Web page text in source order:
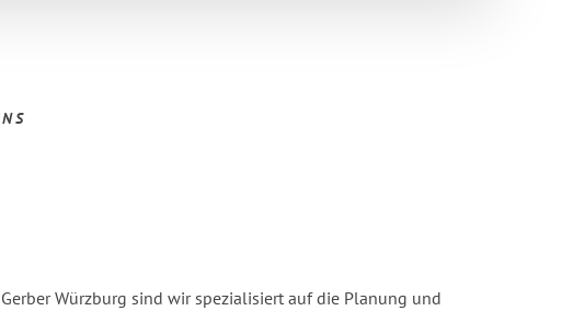
Würzburg sind wir spezialisiert auf die Planung und